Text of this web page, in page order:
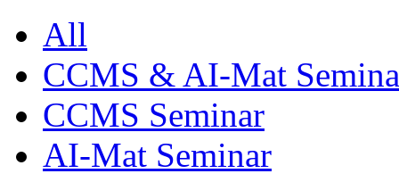
All
CCMS & AI-Mat
CCMS Seminar
AI-Mat Seminar